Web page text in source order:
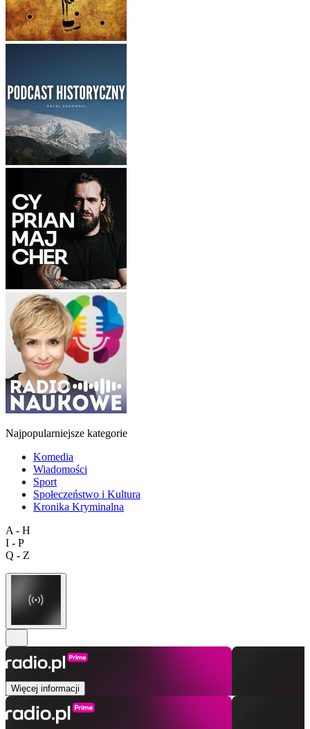
Najpopularniejsze kategorie
Komedia
Wiadomości
Sport
Społeczeństwo i Kultura
Kronika Kryminalna
A - H
I - P
Q - Z
Więcej informacji